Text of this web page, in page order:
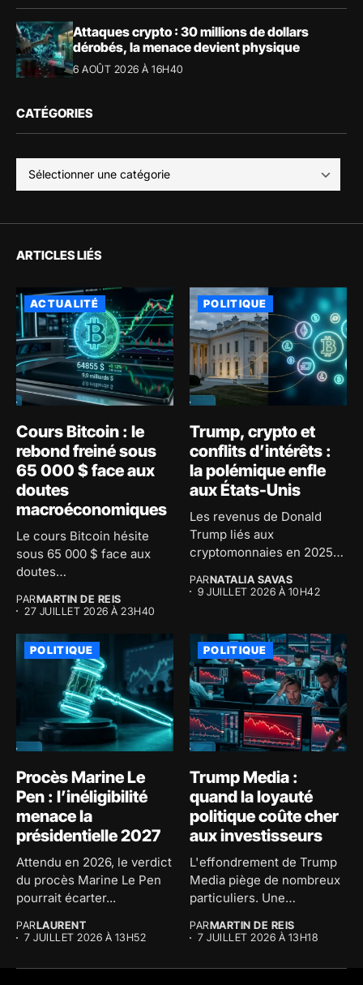
Attaques crypto : 30 millions de dollars
dérobés, la menace devient physique
6 AOÛT 2026 À 16H40
CATÉGORIES
ARTICLES LIÉS
ACTUALITÉ
Cours Bitcoin : le
rebond freiné sous
65 000 $ face aux
doutes
macroéconomiques
Le cours Bitcoin hésite
sous 65 000 $ face aux
doutes
PARMARTIN DE REIS
27 JUILLET 2026 À 23H40
POLITIQUE
Trump, crypto et
conflits d’intérêts :
la polémique enfle
aux États-Unis
Les revenus de Donald
Trump liés aux
cryptomonnaies en 2025
PARNATALIA SAVAS
9 JUILLET 2026 À 10H42
POLITIQUE
Procès Marine Le
Pen : l’inéligibilité
menace la
présidentielle 2027
Attendu en 2026, le verdict
du procès Marine Le Pen
pourrait écarter...
PARLAURENT
7 JUILLET 2026 À 13H52
POLITIQUE
Trump Media :
quand la loyauté
politique coûte cher
aux investisseurs
L'effondrement de Trump
Media piège de nombreux
particuliers. Une
PARMARTIN DE REIS
7 JUILLET 2026 À 13H18